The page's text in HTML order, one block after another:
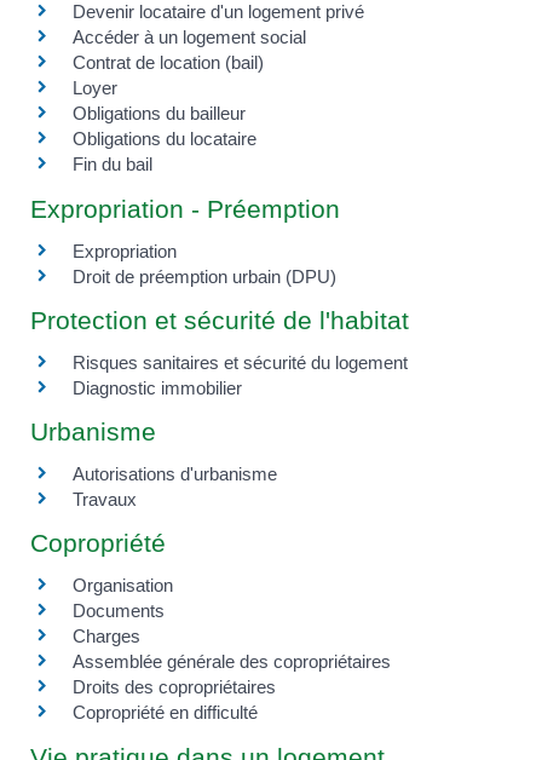
Devenir locataire d'un logement privé
Accéder à un logement social
Contrat de location (bail)
Loyer
Obligations du bailleur
Obligations du locataire
Fin du bail
Expropriation - Préemption
Expropriation
Droit de préemption urbain (DPU)
Protection et sécurité de l'habitat
Risques sanitaires et sécurité du logement
Diagnostic immobilier
Urbanisme
Autorisations d'urbanisme
Travaux
Copropriété
Organisation
Documents
Charges
Assemblée générale des copropriétaires
Droits des copropriétaires
Copropriété en difficulté